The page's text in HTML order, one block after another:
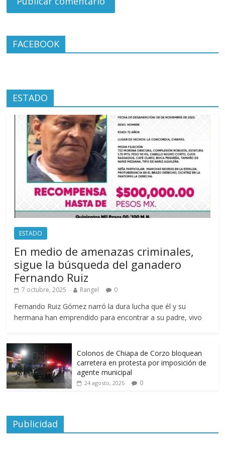
FACEBOOK
ESTADO
ESTADO
En medio de amenazas criminales,
sigue la búsqueda del ganadero
Fernando Ruiz
7 octubre, 2025 Rangel 0
Fernando Ruiz Gómez narró la dura lucha que él y su
hermana han emprendido para encontrar a su padre, vivo
Colonos de Chiapa de Corzo bloquean
carretera en protesta por imposición de
agente municipal
24 agosto, 2025 0
Publicidad